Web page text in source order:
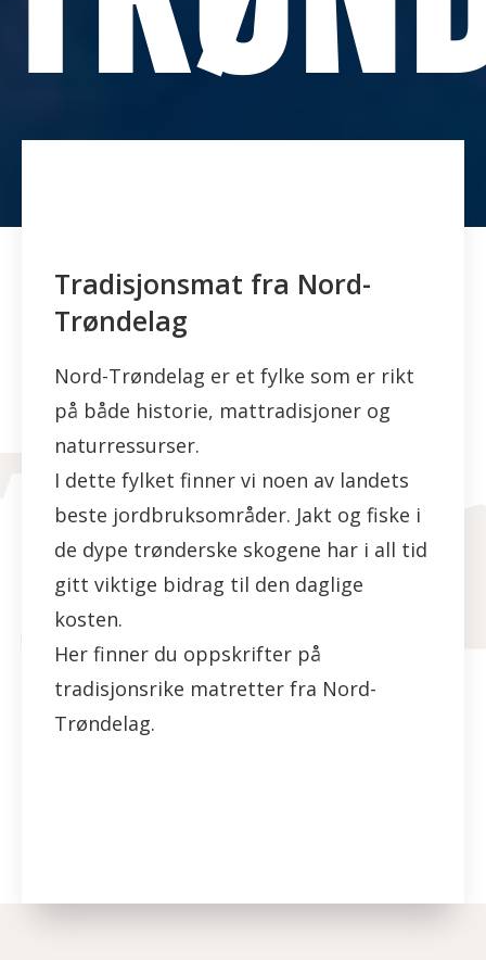
Tradisjonsmat fra Nord-
Trøndelag
Nord-Trøndelag er et fylke som er rikt
på både historie, mattradisjoner og
naturressurser.
I dette fylket finner vi noen av landets
beste jordbruksområder. Jakt og fiske i
de dype trønderske skogene har i all tid
gitt viktige bidrag til den daglige
kosten.
Her finner du oppskrifter på
tradisjonsrike matretter fra Nord-
Trøndelag.